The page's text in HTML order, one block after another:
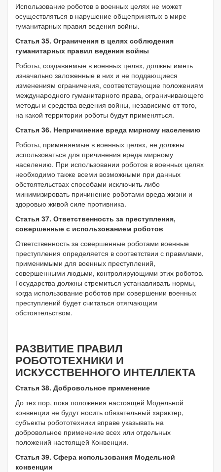
Использование роботов в военных целях не может
осуществляться в нарушение общепринятых в мире
гуманитарных правил ведения войны.
Статья 35. Ограничения в целях соблюдения
гуманитарных правил ведения войны
Роботы, создаваемые в военных целях, должны иметь
изначально заложенные в них и не поддающиеся
изменениям ограничения, соответствующие положениям
международного гуманитарного права, ограничивающего
методы и средства ведения войны, независимо от того,
на какой территории роботы будут применяться.
Статья 36. Непричинение вреда мирному населению
Роботы, применяемые в военных целях, не должны
использоваться для причинения вреда мирному
населению. При использовании роботов в военных целях
необходимо также всеми возможными при данных
обстоятельствах способами исключить либо
минимизировать причинение роботами вреда жизни и
здоровью живой силе противника.
Статья 37. Ответственность за преступления,
совершенные с использованием роботов
Ответственность за совершенные роботами военные
преступления определяется в соответствии с правилами,
применимыми для военных преступлений,
совершенными людьми, контролирующими этих роботов.
Государства должны стремиться устанавливать нормы,
когда использование роботов при совершении военных
преступлений будет считаться отягчающим
обстоятельством.
РАЗВИТИЕ ПРАВИЛ
РОБОТОТЕХНИКИ И
ИСКУССТВЕННОГО ИНТЕЛЛЕКТА
Статья 38. Добровольное применение
До тех пор, пока положения настоящей Модельной
конвенции не будут носить обязательный характер,
субъекты робототехники вправе указывать на
добровольное применение всех или отдельных
положений настоящей Конвенции.
Статья 39. Сфера использования Модельной
конвенции